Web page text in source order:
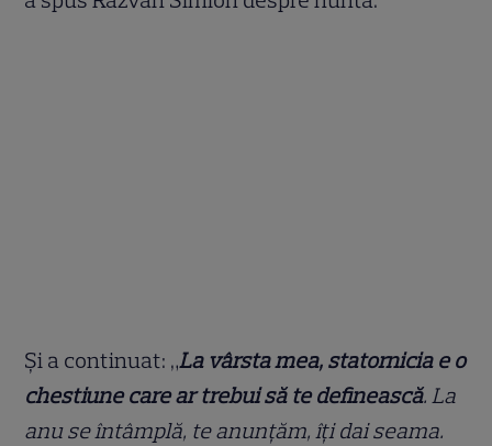
Și a continuat: „La vârsta mea, statornicia e o
chestiune care ar trebui să te definească. La
anu se întâmplă, te anunțăm, îți dai seama.